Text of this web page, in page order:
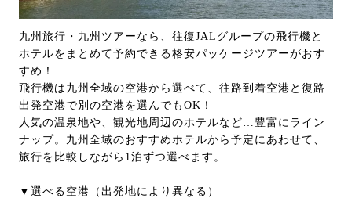
九州旅行・九州ツアーなら、往復JALグループの飛行機と
ホテルをまとめて予約できる格安パッケージツアーがおす
すめ！
飛行機は九州全域の空港から選べて、往路到着空港と復路
出発空港で別の空港を選んでもOK！
人気の温泉地や、観光地周辺のホテルなど…豊富にライン
ナップ。九州全域のおすすめホテルから予定にあわせて、
旅行を比較しながら1泊ずつ選べます。
▼選べる空港（出発地により異なる）